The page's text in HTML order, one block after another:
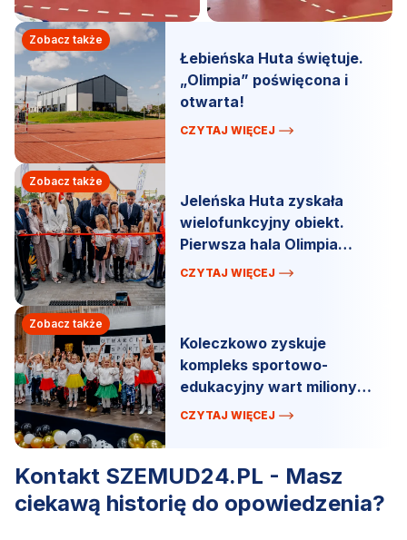
Zobacz także
Łebieńska Huta świętuje.
„Olimpia” poświęcona i
otwarta!
CZYTAJ WIĘCEJ
Zobacz także
Jeleńska Huta zyskała
wielofunkcyjny obiekt.
Pierwsza hala Olimpia
oficjalnie otwarta.
CZYTAJ WIĘCEJ
Zobacz także
Koleczkowo zyskuje
kompleks sportowo-
edukacyjny wart miliony
złotych!
CZYTAJ WIĘCEJ
Kontakt SZEMUD24.PL - Masz
ciekawą historię do opowiedzenia?